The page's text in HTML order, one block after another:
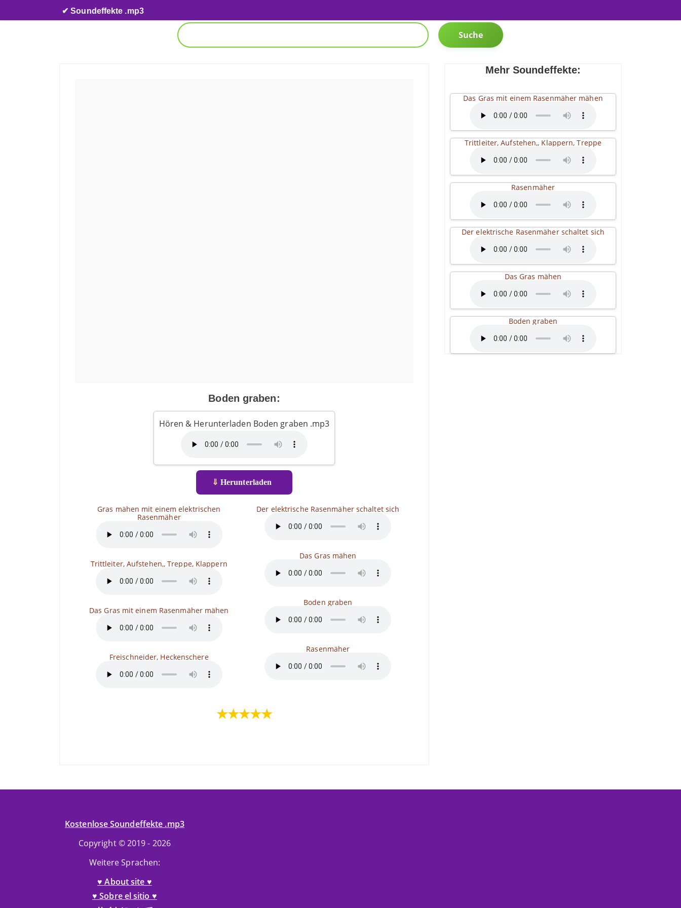
✔ Soundeffekte .mp3
Suche
Boden graben:
Hören & Herunterladen Boden graben .mp3
⇓ Herunterladen
Gras mähen mit einem elektrischen
Rasenmäher
Trittleiter, Aufstehen,, Treppe, Klappern
Das Gras mit einem Rasenmäher mähen
Freischneider, Heckenschere
Der elektrische Rasenmäher schaltet sich
Das Gras mähen
Boden graben
Rasenmäher
★★★★★
Mehr Soundeffekte:
Das Gras mit einem Rasenmäher mähen
Trittleiter, Aufstehen,, Klappern, Treppe
Rasenmäher
Der elektrische Rasenmäher schaltet sich
Das Gras mähen
Boden graben
Kostenlose Soundeffekte .mp3
Copyright © 2019 - 2026
Weitere Sprachen:
♥ About site ♥
♥ Sobre el sitio ♥